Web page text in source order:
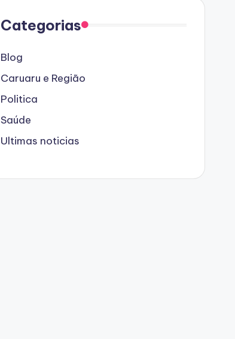
Categorias
Blog
Caruaru e Região
Politica
Saúde
Ultimas noticias